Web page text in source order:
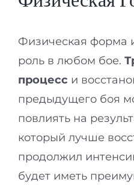
Физическая
роль в любом бое.
процесс и
предыдущего боя
повлиять на
который лучше
продолжил
будет иметь